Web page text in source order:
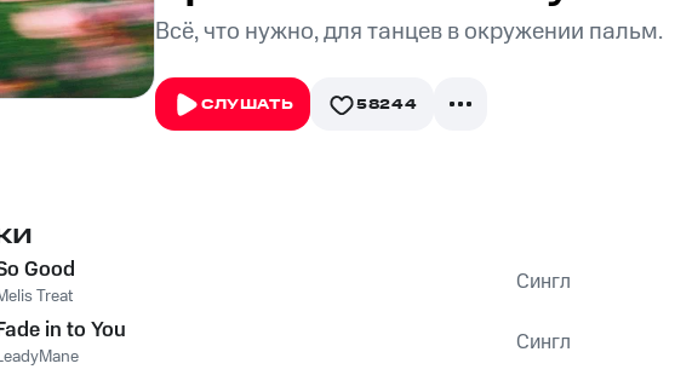
Всё, что нужно, для танцев в окружении пальм.
СЛУШАТЬ 58244
Good
Treat Сингл
in to You
Сингл